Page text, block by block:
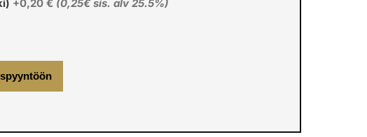
+0,20 € (0,25€ sis. alv 25.5%)